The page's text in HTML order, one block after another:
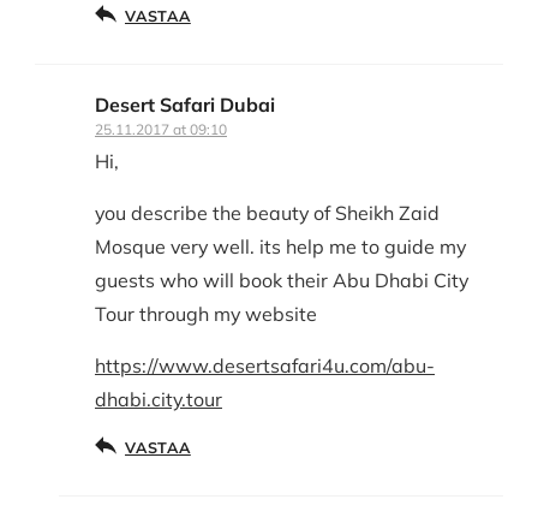
VASTAA
Desert Safari Dubai
25.11.2017 at 09:10
Hi,
you describe the beauty of Sheikh Zaid
Mosque very well. its help me to guide my
guests who will book their Abu Dhabi City
Tour through my website
https://www.desertsafari4u.com/abu-
dhabi.city.tour
VASTAA